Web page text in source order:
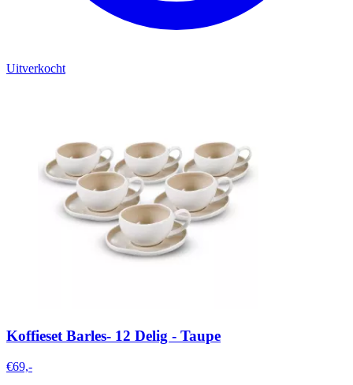
Uitverkocht
Koffieset Barles- 12 Delig - Taupe
€69,-